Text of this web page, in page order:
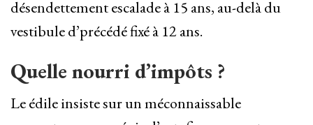
désendettement escalade à 15 ans, au-delà du
vestibule d’précédé fixé à 12 ans.
Quelle nourri d’impôts ?
Le édile insiste sur un méconnaissable